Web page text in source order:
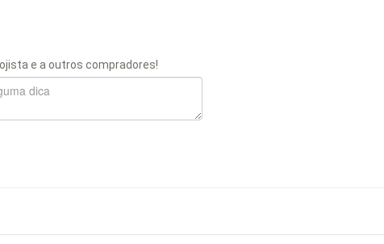
e a outros compradores!